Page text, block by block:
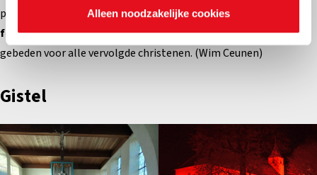
Alleen noodzakelijke cookies
pastorale eenheid Sint-Trudo. Opzaterdag 23 november
feestdag van de heilige Trudo, hebben we tijdens devoorbede
gebeden voor alle vervolgde christenen. (Wim Ceunen)
Gistel